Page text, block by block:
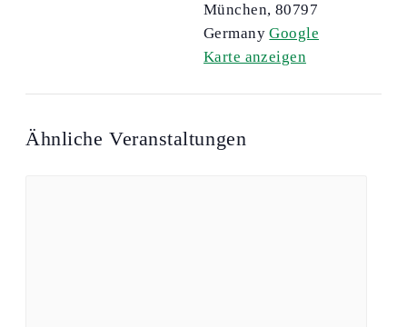
München, 80797
Germany Google
Karte anzeigen
Ähnliche Veranstaltungen